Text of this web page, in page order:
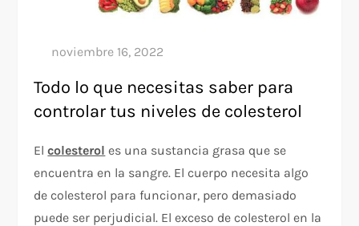
Todo lo que necesitas saber para
controlar tus niveles de colesterol
Elcolesterol es una sustancia grasa que se
encuentra en la sangre. El cuerpo necesita algo
de colesterol para funcionar, pero demasiado
puede ser perjudicial. El exceso de colesterol en la